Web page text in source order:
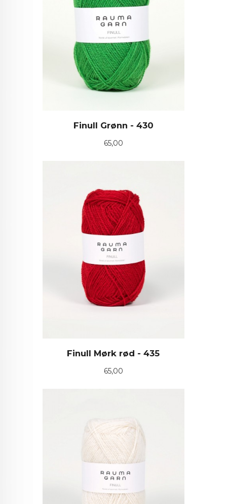
Finull Grønn - 430
Pris
65,00
Finull Mørk rød - 435
Pris
65,00